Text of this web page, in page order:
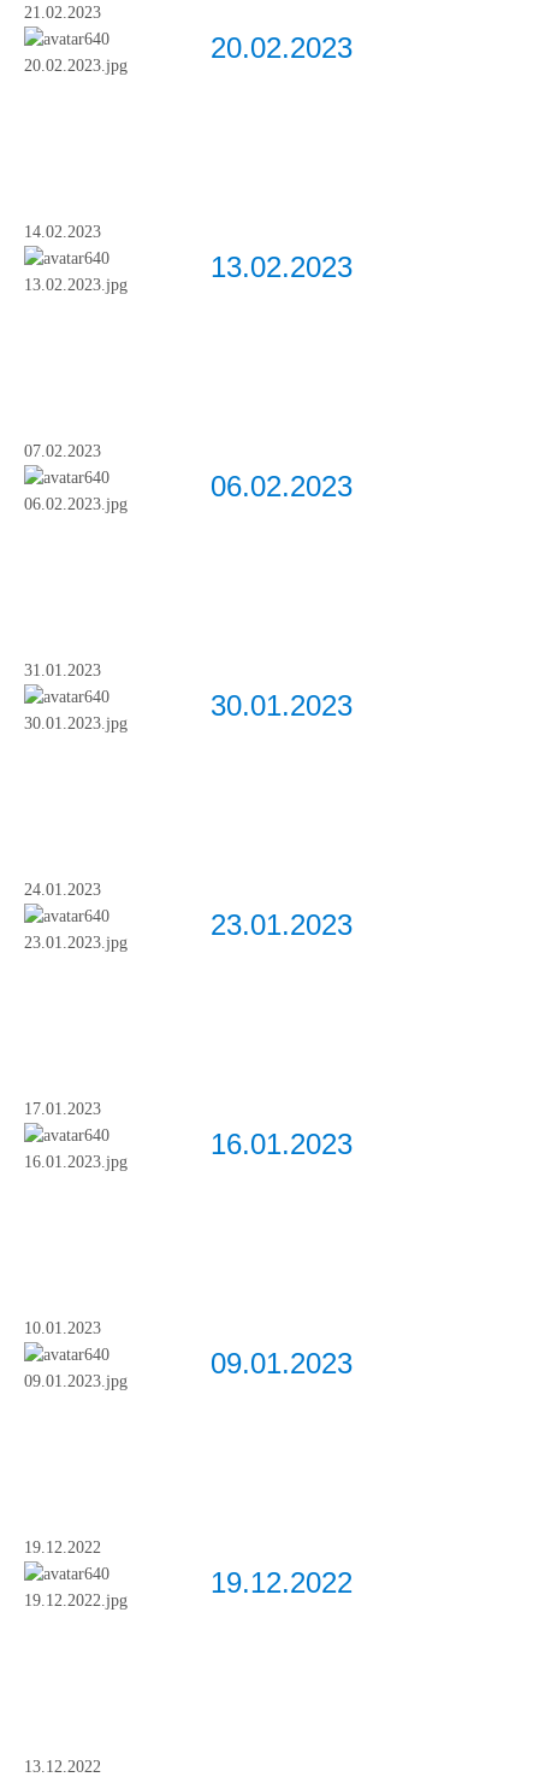
21.02.2023
20.02.2023
14.02.2023
13.02.2023
07.02.2023
06.02.2023
31.01.2023
30.01.2023
24.01.2023
23.01.2023
17.01.2023
16.01.2023
10.01.2023
09.01.2023
19.12.2022
19.12.2022
13.12.2022